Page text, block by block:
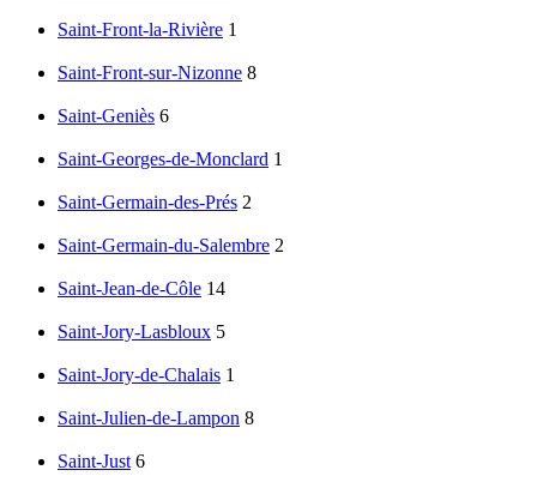
Saint-Front-la-Rivière 1
Saint-Front-sur-Nizonne 8
Saint-Geniès 6
Saint-Georges-de-Monclard 1
Saint-Germain-des-Prés 2
Saint-Germain-du-Salembre 2
Saint-Jean-de-Côle 14
Saint-Jory-Lasbloux 5
Saint-Jory-de-Chalais 1
Saint-Julien-de-Lampon 8
Saint-Just 6